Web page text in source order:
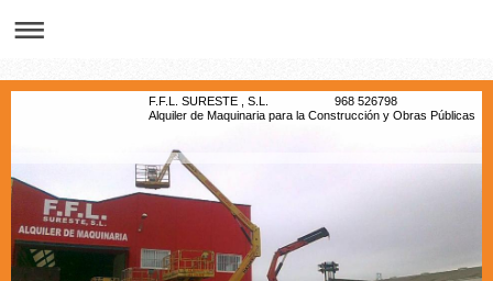
F.F.L. SURESTE , S.L. 968 526798
Alquiler de Maquinaria para la Construcción y Obras Públicas